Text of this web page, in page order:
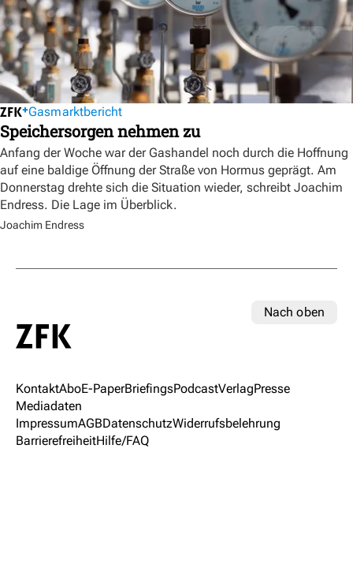
Gasmarktbericht
Speichersorgen nehmen zu
Anfang der Woche war der Gashandel noch durch die Hoffnung
auf eine baldige Öffnung der Straße von Hormus geprägt. Am
Donnerstag drehte sich die Situation wieder, schreibt Joachim
Endress. Die Lage im Überblick.
Joachim Endress
Nach oben
KontaktAboE-PaperBriefingsPodcastVerlagPresse
Mediadaten
ImpressumAGBDatenschutzWiderrufsbelehrung
BarrierefreiheitHilfe/FAQ